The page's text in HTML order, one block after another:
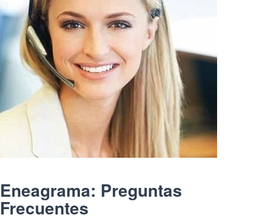
Eneagrama: Preguntas
Frecuentes